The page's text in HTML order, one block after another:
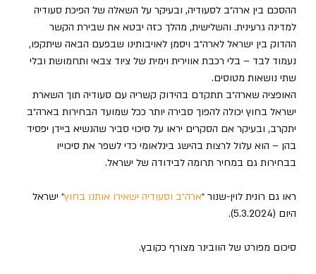
ההסכם בין ארה״ב לסעודיה, ובעיקר על השאלה של הפיכת סעודיה
למדינה גרעינית. והשלישית, מהלך כזה יבטא את שבירת הקשר
ההדוק בין ישראל לארה״ב ויסמן לאויבותינו שבפעם הבאה שיתקפו,
נעמוד לבד – בלי רכבת אווירית וימית של ציוד צבאי ותחמושת ובלי
שתי נושאות מטוסים.
האופציה שארה״ב תתקדם בהידוק קשריה עם סעודיה תוך השארת
ישראל בחוץ יכולה להפוך סבירה יותר ככל שמועד הבחירות בארה״ב
יתקרב, ובעיקר אם הסקרים יראו על סיכוי סביר שהנשיא ביידן יפסיד
בהן – הוא עלול לרצות בהישג בינלאומי כדי לשפר את סיכוייו
בבחירות גם במחיר תרומה לבידודה של ישראל.
ראו גם רונית לוין-שנור ״ארה״ב וסעודיה ישאירו אותנו בחוץ״ ישראל
היום (5.3.2024).
סיכום מפורט של הוובינר מצורף כקובץ.